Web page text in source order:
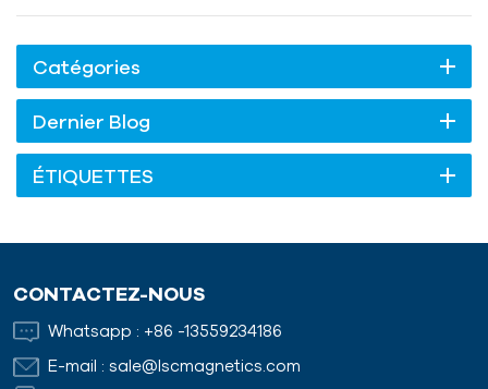
Catégories
Dernier Blog
ÉTIQUETTES
CONTACTEZ-NOUS
Whatsapp : +86 -13559234186
E-mail : sale@lscmagnetics.com